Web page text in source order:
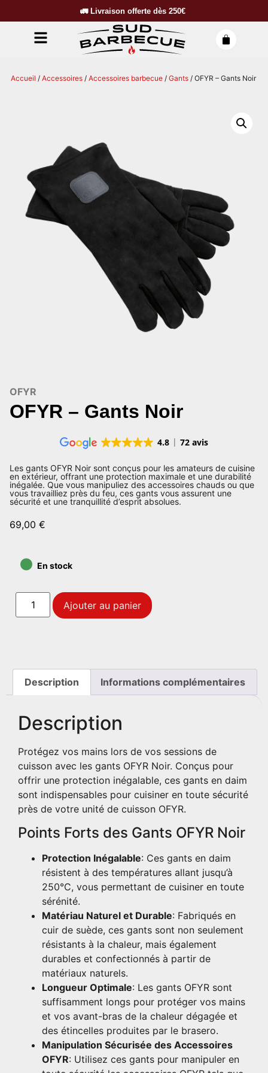
🚛 Livraison offerte dès 250€
Accueil / Accessoires / Accessoires barbecue / Gants / OFYR – Gants Noir
OFYR
OFYR – Gants Noir
4.8 72 avis
Les gants OFYR Noir sont conçus pour les amateurs de cuisine
en extérieur, offrant une protection maximale et une durabilité
inégalée. Que vous manipuliez des accessoires chauds ou que
vous travailliez près du feu, ces gants vous assurent une
sécurité et une tranquillité d’esprit absolues.
69,00 €
• En stock
Ajouter au panier
Description Informations complémentaires
Description
Protégez vos mains lors de vos sessions de
cuisson avec les gants OFYR Noir. Conçus pour
offrir une protection inégalable, ces gants en daim
sont indispensables pour cuisiner en toute sécurité
près de votre unité de cuisson OFYR.
Points Forts des Gants OFYR Noir
Protection Inégalable: Ces gants en daim
résistent à des températures allant jusqu’à
250°C, vous permettant de cuisiner en toute
sérénité.
Matériau Naturel et Durable: Fabriqués en
cuir de suède, ces gants sont non seulement
résistants à la chaleur, mais également
durables et confectionnés à partir de
matériaux naturels.
Longueur Optimale: Les gants OFYR sont
suffisamment longs pour protéger vos mains
et vos avant-bras de la chaleur dégagée et
des étincelles produites par le brasero.
Manipulation Sécurisée des Accessoires
OFYR: Utilisez ces gants pour manipuler en